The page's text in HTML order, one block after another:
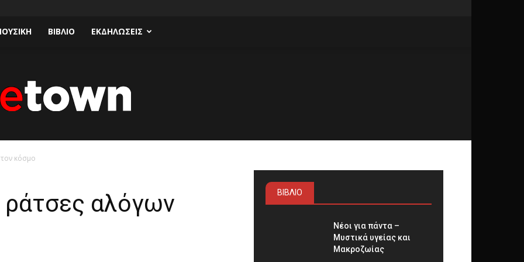
ΒΙΒΛΙΟ ΕΚΔΗΛΩΣΕΙΣ
κόσμο
αλόγων ΒΙΒΛΙΟ
Νέοι για πάντα –
Μυστικά υγείας και
Μακροζωίας